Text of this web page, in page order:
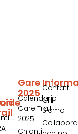
Contatti
Chi
Siamo
Collabora
Gare
2025
Calendario
Gare Trail
2025
Chianti